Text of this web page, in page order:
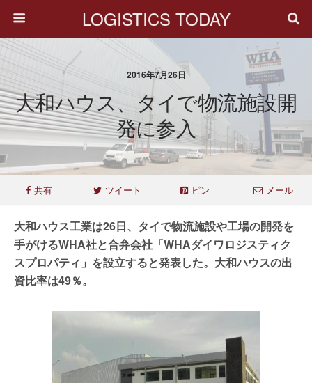
LOGISTICS TODAY
2016年7月26日
大和ハウス、タイで物流施設開
発に参入
共有 ツイート ピン メール
大和ハウス工業は26日、タイで物流施設や工場の開発を
手がけるWHA社と合弁会社「WHAダイワロジスティク
スプロパティ」を設立すると発表した。大和ハウスの出
資比率は49％。